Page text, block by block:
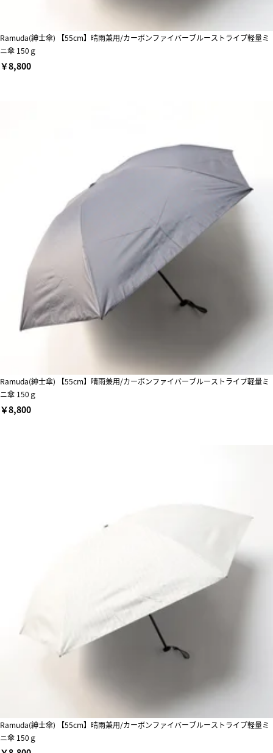
Ramuda(紳士傘) 【55cm】晴雨兼用/カーボンファイバーブルーストライプ軽量ミ
ニ傘 150ｇ
￥8,800
Ramuda(紳士傘) 【55cm】晴雨兼用/カーボンファイバーブルーストライプ軽量ミ
ニ傘 150ｇ
￥8,800
Ramuda(紳士傘) 【55cm】晴雨兼用/カーボンファイバーブルーストライプ軽量ミ
ニ傘 150ｇ